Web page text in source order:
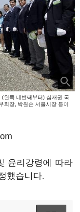
왼쪽 네번째부터) 심재권 국
회장, 박원순 서울시장 등이
윤리강령에 따라
했습니다.